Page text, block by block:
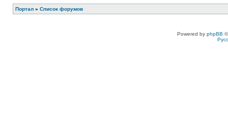
Портал » Список форумов
Powered by phpBB